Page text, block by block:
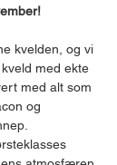
kvelden, og vi
med ekte
med alt som
og